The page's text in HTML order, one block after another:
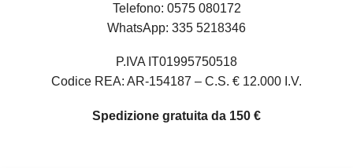
Telefono: 0575 080172
WhatsApp: 335 5218346
P.IVA IT01995750518
Codice REA: AR-154187 – C.S. € 12.000 I.V.
Spedizione gratuita da 150 €